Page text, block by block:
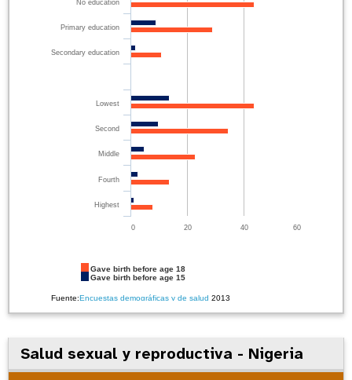
Fuente:Encuestas demográficas y de salud 2013
Gave birth before age 18
Gave birth before age 15
No education
Primary education
Secondary education
Lowest
Second
Middle
Fourth
Highest
0 20 40 60
Salud sexual y reproductiva - Nigeria